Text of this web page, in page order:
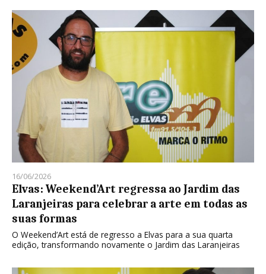
16/06/2026
Elvas: Weekend’Art regressa ao Jardim das
Laranjeiras para celebrar a arte em todas as
suas formas
O Weekend’Art está de regresso a Elvas para a sua quarta
edição, transformando novamente o Jardim das Laranjeiras